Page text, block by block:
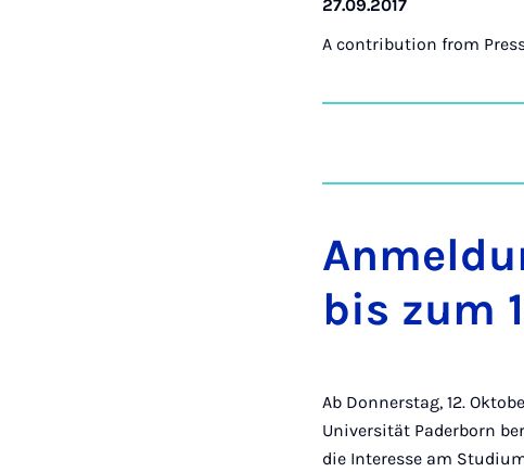
27.09.2017
A contribution from
bis zum
Ab Donnerstag, 12.
Universität Paderborn
die Interesse am